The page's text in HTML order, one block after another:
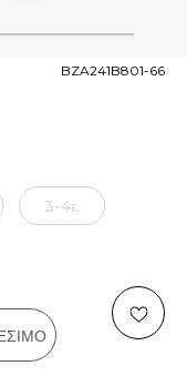
2
BZA241B801-66
3-4ε.